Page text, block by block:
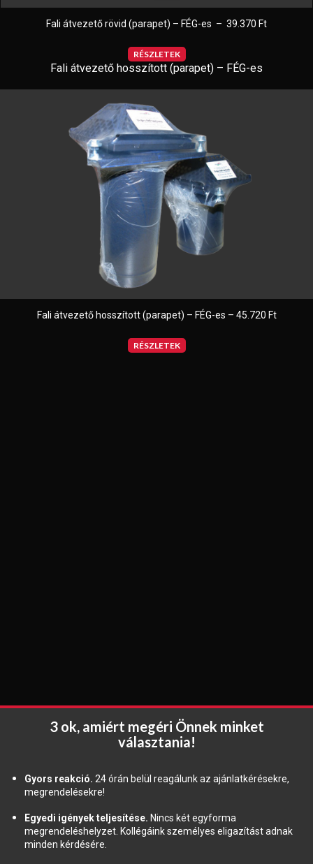
Fali átvezető rövid (parapet) – FÉG-es – 39.370 Ft
RÉSZLETEK
Fali átvezető hosszított (parapet) – FÉG-es
Fali átvezető hosszított (parapet) – FÉG-es – 45.720 Ft
RÉSZLETEK
3 ok, amiért megéri Önnek minket
választania!
Gyors reakció. 24 órán belül reagálunk az ajánlatkérésekre,
megrendelésekre!
Egyedi igények teljesítése. Nincs két egyforma
megrendeléshelyzet. Kollégáink személyes eligazítást adnak
minden kérdésére.